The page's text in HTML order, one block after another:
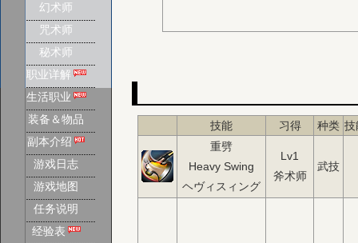
技能 习得 种类
重劈
Heavy Swing
ヘヴィスィング
Lv1
斧术师
武技
幻术师
咒术师
秘术师
职业详解
生活职业
装备＆物品
副本介绍
游戏日志
游戏地图
任务说明
经验表